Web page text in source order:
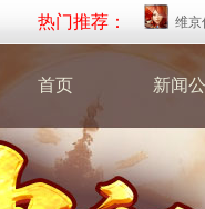
热门推荐： 维京
首页 新闻